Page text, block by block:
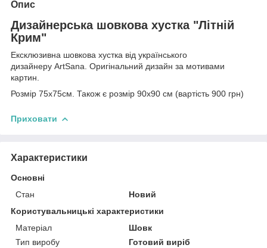
Опис
Дизайнерська шовкова хустка "Літній
Крим"
Ексклюзивна шовкова хустка від українського
дизайнеру ArtSana. Оригінальний дизайн за мотивами
картин.
Розмір 75х75см. Також є розмір 90х90 см (вартість 900 грн)
Приховати
Характеристики
Основні
Стан
Новий
Користувальницькі характеристики
Матеріал
Шовк
Тип виробу
Готовий виріб